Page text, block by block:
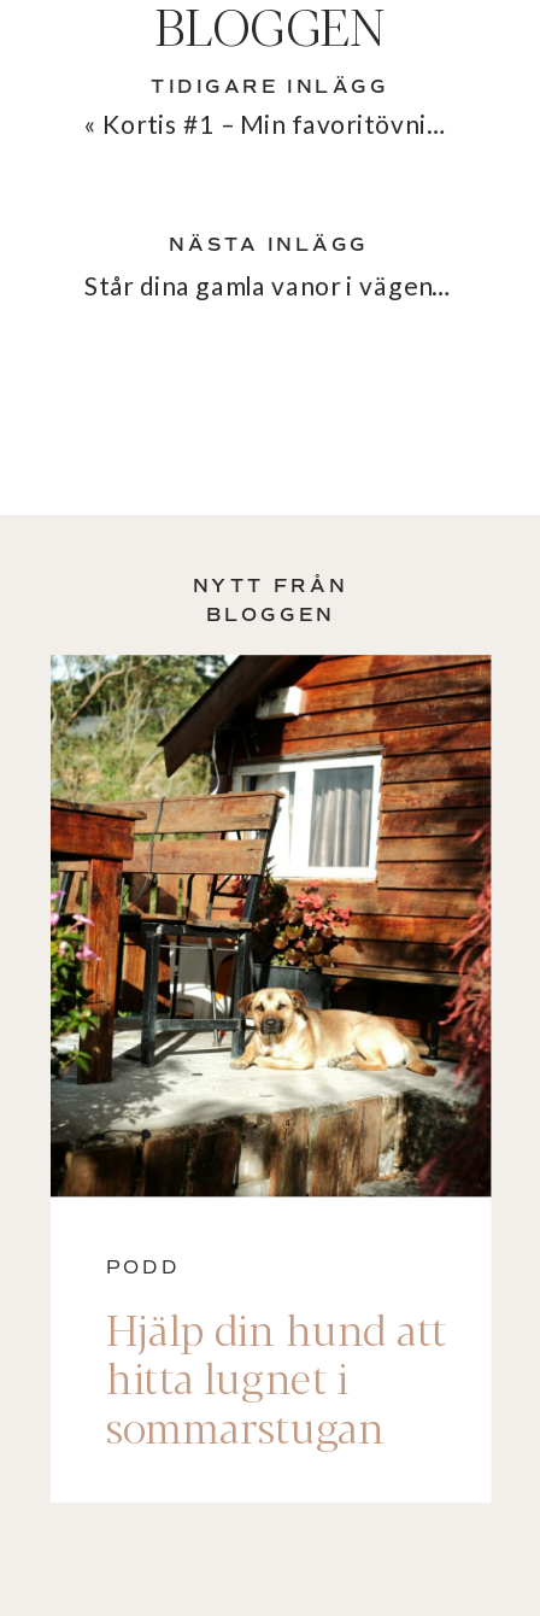
Står dina gamla vanor i vägen för framsteg med din reaktiva hund?
« Kortis #1 – Min favoritövning, Mellan
TIDIGARE INLÄGG
NÄSTA INLÄGG
BLOGGEN
NYTT FRÅN
BLOGGEN
PODD
Hjälp din hund att
hitta lugnet i
sommarstugan